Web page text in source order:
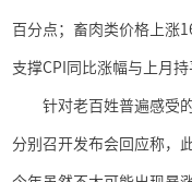
百分点；畜肉类价格上涨
支撑CPI 同比涨幅与上月持
针对老百姓普遍感受的
分别召开发布会回应称，